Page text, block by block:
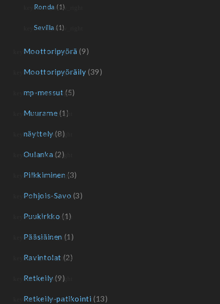
Ronda (1)
Sevilla (1)
Moottoripyörä (9)
Moottoripyöräily (39)
mp-messut (5)
Muurame (1)
näyttely (8)
Oulanka (2)
Pilkkiminen (3)
Pohjois-Savo (3)
Puukirkko (1)
Pääsiäinen (1)
Ravintolat (2)
Retkeily (9)
Retkeily-patikointi (13)